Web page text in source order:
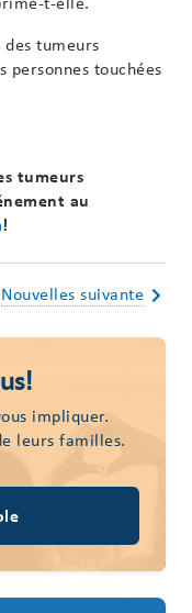
tumeurs
personnes touchées
tumeurs
au
!
Nouvelles suivante
impliquer.
leurs familles.